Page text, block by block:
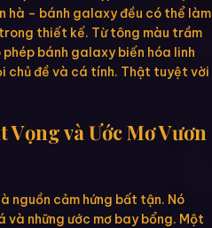
hà – bánh galaxy đều có thể làm
thiết kế. Từ tông màu trầm
bánh galaxy biến hóa linh
chủ đề và cá tính. Thật tuyệt vời
và Ước Mơ Vươn
nguồn cảm hứng bất tận. Nó
và những ước mơ bay bổng. Một